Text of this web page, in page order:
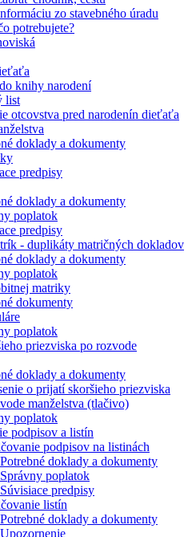
zo stavebného úradu
potrebujete?
knihy narodení
list
otcovstva pred narodenín dieťaťa
doklady a dokumenty
predpisy
doklady a dokumenty
poplatok
predpisy
- duplikáty matričných dokladov
doklady a dokumenty
poplatok
matriky
dokumenty
poplatok
priezviska po rozvode
doklady a dokumenty
o prijatí skoršieho priezviska
manželstva (tlačivo)
poplatok
podpisov a listín
podpisov na listinách
Potrebné doklady a dokumenty
Správny poplatok
Súvisiace predpisy
listín
Potrebné doklady a dokumenty
Upozornenie